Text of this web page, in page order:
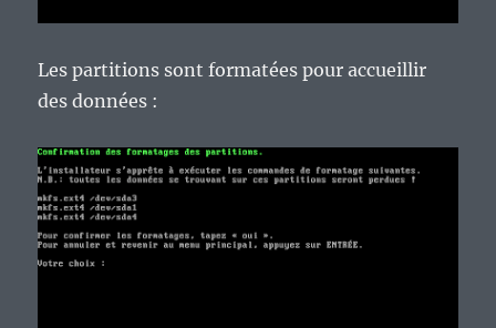
Les partitions sont formatées pour accueillir
des données :